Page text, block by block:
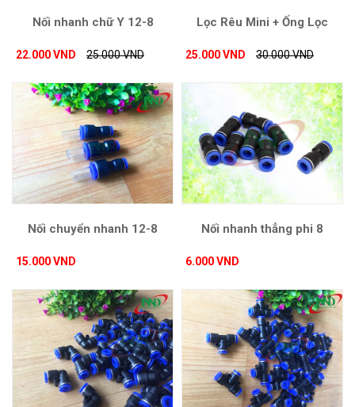
Nối nhanh chữ Y 12-8
22.000 VND 25.000 VND
Lọc Rêu Mini + Ống Lọc
25.000 VND 30.000 VND
Nối chuyển nhanh 12-8
15.000 VND
Nối nhanh thẳng phi 8
6.000 VND